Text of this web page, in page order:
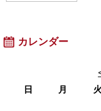
カレンダー
日
月 火